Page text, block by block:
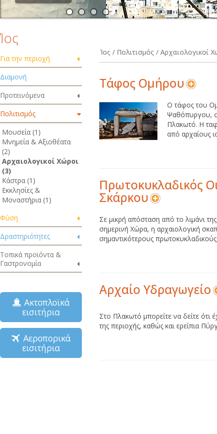
Ίος
Για την περιοχή
Διαμονή
Προτεινόμενα
Πολιτισμός
Μουσεία (1)
Μνημεία & Αξιοθέατα
(2)
Αρχαιολογικοί Χώροι
(3)
Κάστρα (1)
Εκκλησίες &
Μοναστήρια (1)
Φύση
Δραστηριότητες
Τοπικά προϊόντα &
Γαστρονομία
Ακτοπλοϊκά
εισιτήρια
Αεροπορικά
εισιτήρια
Ίος / Πολιτισμός / Αρχαιολογικοί
Τάφος Ομήρου
Ο τάφος του
Ψαθόπυργου,
Πλακωτό. Η
από αρχαίους
Πρωτοκυκλαδικός
Σκάρκου
Σε μικρή απόσταση από το λιμάνι
σημερινή Χώρα, η αρχαιολογική
σημαντικότερους
Αρχαίο Υδραγωγείο
Στο Πλακωτό μπορείτε να δείτε ότι
της περιοχής, καθώς και ερείπια